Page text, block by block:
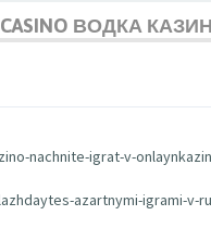
CASINO ВОДКА
nachnite-igrat-v-
azartnymi-igrami-